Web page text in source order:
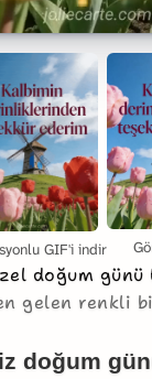
GIF'i indir
doğum günü
gelen renkli
doğum